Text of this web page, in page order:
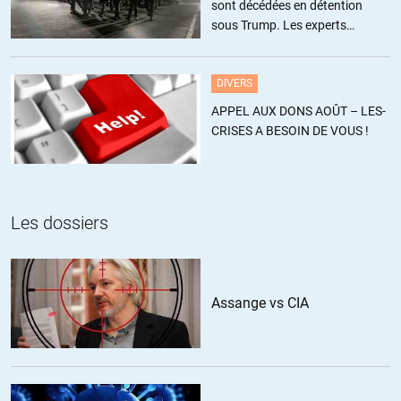
+1 ALERTER
On choisit aussi bizarrement nos clients… à titre d’exemple :
Il y a quelques années, le Venezuela de Chavez s’était dit très
intéressé par le Rafale. Mais le gouvernement français avait refusé
compte!!! C’est immonde, abject, j’ai pas de mots pour dénoncer
une telle atteinte aux droits des actionnaires! Les pauvres gens,
c’est bien triste.
Le Venezuela et d’autres pays d’Amérique Latine sont toujours
indépendante de Washington et on vendait des Mirages un peu
sont décédées en détention
sous Trump. Les experts
DIVERS
APPEL AUX DONS AOÛT – LES-
CRISES A BESOIN DE VOUS !
Les dossiers
Assange vs CIA